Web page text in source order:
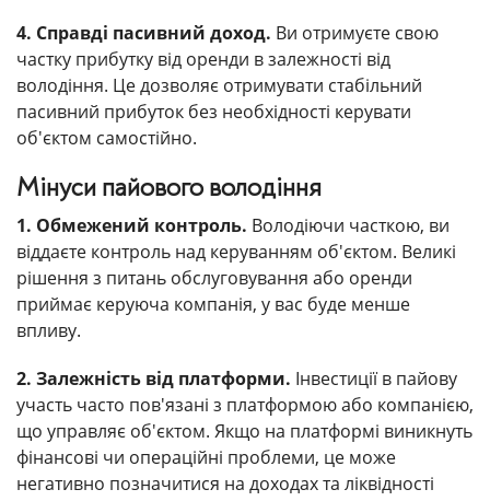
4. Справді пасивний доход. Ви отримуєте свою
частку прибутку від оренди в залежності від
володіння. Це дозволяє отримувати стабільний
пасивний прибуток без необхідності керувати
об'єктом самостійно.
Мінуси пайового володіння
1. Обмежений контроль. Володіючи часткою, ви
віддаєте контроль над керуванням об'єктом. Великі
рішення з питань обслуговування або оренди
приймає керуюча компанія, у вас буде менше
впливу.
2. Залежність від платформи. Інвестиції в пайову
участь часто пов'язані з платформою або компанією,
що управляє об'єктом. Якщо на платформі виникнуть
фінансові чи операційні проблеми, це може
негативно позначитися на доходах та ліквідності